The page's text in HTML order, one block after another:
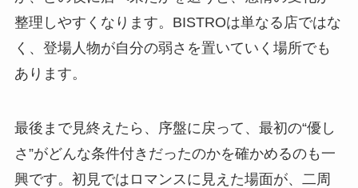
整理しやすくなります。BISTROは単なる店ではな
く、登場人物が自分の弱さを置いていく場所でも
あります。
最後まで見終えたら、序盤に戻って、最初の“優し
さ”がどんな条件付きだったのかを確かめるのも一
興です。初見ではロマンスに見えた場面が、二周